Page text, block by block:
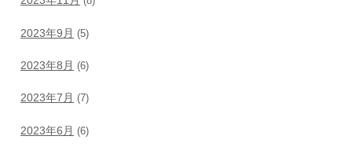
2023年9月 (5)
2023年8月 (6)
2023年7月 (7)
2023年6月 (6)